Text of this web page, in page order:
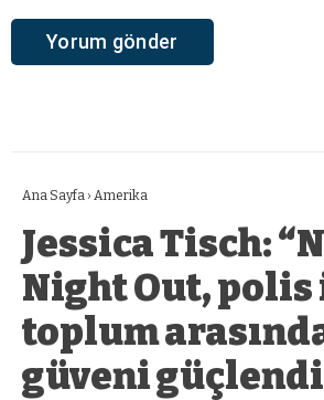
Ana Sayfa › Amerika
Jessica Tisch:
Night Out, polis
toplum
güveni